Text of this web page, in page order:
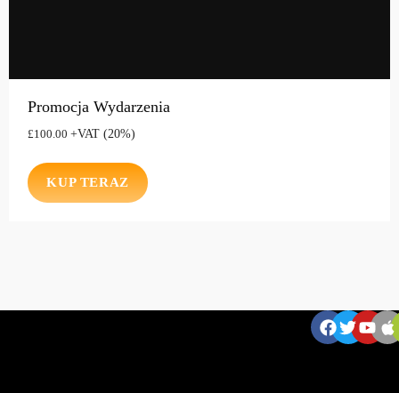
Promocja Wydarzenia
£100.00 +VAT (20%)
KUP TERAZ